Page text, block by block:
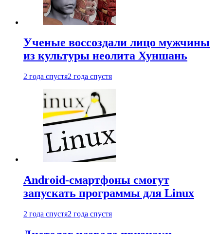
Ученые воссоздали лицо мужчины
из культуры неолита Хуншань
2 года спустя2 года спустя
Android-смартфоны смогут
запускать программы для Linux
2 года спустя2 года спустя